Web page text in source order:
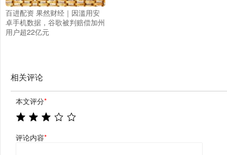
百进配资 果然财经｜因滥用安
卓手机数据，谷歌被判赔偿加州
用户超22亿元
相关评论
本文评分*
评论内容*